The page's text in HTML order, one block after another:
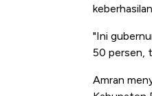
"Ini
50 persen,
Amran